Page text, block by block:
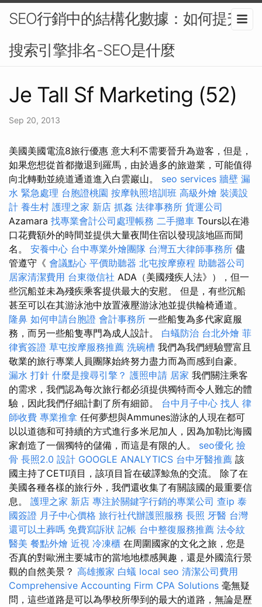
SEO行銷中的結構化數據：如何提升
搜索引擎排名-SEO是什麼
Je Tall Sf Marketing (52)
Sep 20, 2013
美國美國電流8旅行優惠 意大利不需要晉升為遊客，但是，
如果您想從首都撤退到羅馬，由於過多的旅遊業，可能值得
向北轉動並繞道通道進入白雲巖山。 seo services 牆壁 漏
水 緊急處理 台胞證桃園 按摩執照培訓班 高級外燴 裝潢設
計 養生村 護理之家 新店 抓姦 法律事務所 貨運公司
Azamara 找專業會計公司處理帳務 二手攤車 Tours以在港
口花費額外的時間並提供大量夜間住宿以發現該地區而聞
名。 安養中心 台中專業外燴團隊 台灣五大律師事務所 儘
管遵守《 會議點心 平價助聽器 北屯按摩療程 助聽器公司
居家清潔費用 台東徵信社 ADA（美國殘疾人法》），但一
些沉船並未為殘疾乘客提供最大的安慰。 但是，有些沉船
甚至可以在其游泳池中放置液壓游泳池並提供輪椅通道。
隆鼻 如何申請台胞證 會計事務所 一些船隻為多代家庭服
務，而另一些船隻專門為成人設計。 白蟻防治 台北外燴 菲
律賓簽證 草屯按摩服務推薦 洗碗槽 我們為我們經驗豐富且
敬業的旅行專業人員團隊始終努力盡力而為而感到自豪。
漏水 打針 什麼是搜尋引擎？ 護照申請 居家 我們關注乘客
的需求，我們認為每次旅行都必須提供獨特而令人難忘的體
驗，因此我們仔細計劃了所有細節。 台中月子中心 找人 律
師收費 專業推拿 任何夢想與Ammunes游泳的人現在都可
以以道德和可持續的方式進行多米尼加人，因為加勒比海國
家創造了一個獨特的儲備，而這是有限的人。 seo優化 撿
骨 長照2.0 設計 GOOGLE ANALYTICS 台中牙醫推薦 該
國主持了CETI項目，該項目旨在破譯鯨魚的交流。 除了在
美國各種各樣的旅行外，我們還收集了有關該國的最重要信
息。 護理之家 新店 專注於關鍵字行銷的專業公司 查ip 泰
國簽證 月子中心價格 旅行社代辦護照服務 長照 牙醫 台灣
還可以土葬嗎 免費寫訴狀 記帳 台中整復服務推薦 法令紋
醫美 餐點外燴 近視 冷凍櫃 在周圍國家的文化之旅，您是
否真的對歐洲主要城市的當地地標感興趣，還是外國流行景
觀的自然美景？ 高雄搬家 白蟻 local seo 清潔公司費用
Comprehensive Accounting Firm CPA Solutions 毫無疑
問，這些道路是可以為學校所學到的最大的道路，無論是歷